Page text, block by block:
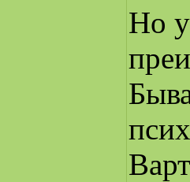
Но